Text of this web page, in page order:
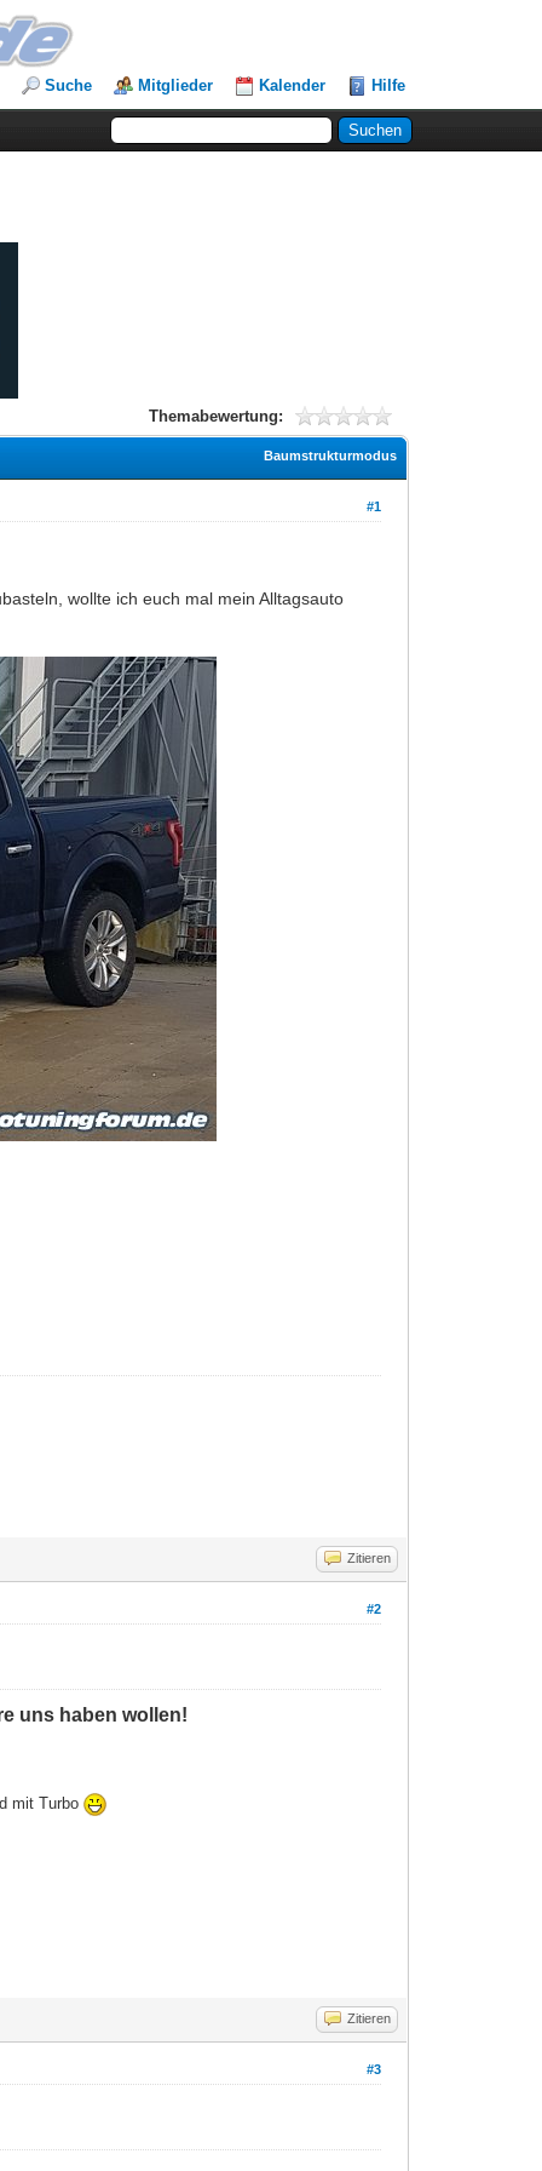
Suche Mitglieder Kalender Hilfe
Themabewertung:
Baumstrukturmodus
#1
wollte ich euch mal mein Alltagsauto
Zitieren
#2
uns haben wollen!
mit Turbo
Zitieren
#3